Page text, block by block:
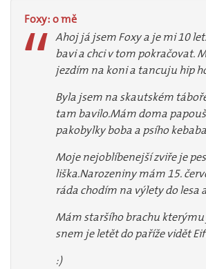
Foxy:omě
Ahoj já jsem Foxy a je mi 10
bavi a chci v tom pokračovat.
jezdím na koni a tancuju hip
Byla jsem na skautském
tam bavilo.Mám doma
pakobylky boba a psího
Moje nejoblíbenejší zviře je
liška.Narozeniny mám 15.
ráda chodím na výlety do lesa
Mám staršího brachu
snem je letět do paříže vidět
:)